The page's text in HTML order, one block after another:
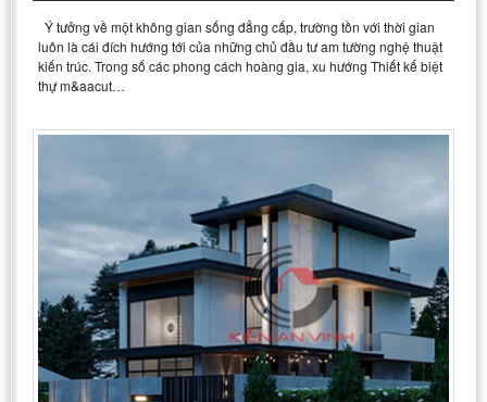
Ý tưởng về một không gian sống đẳng cấp, trường tồn với thời gian
luôn là cái đích hướng tới của những chủ đầu tư am tường nghệ thuật
kiến trúc. Trong số các phong cách hoàng gia, xu hướng Thiết kế biệt
thự m&aacut…